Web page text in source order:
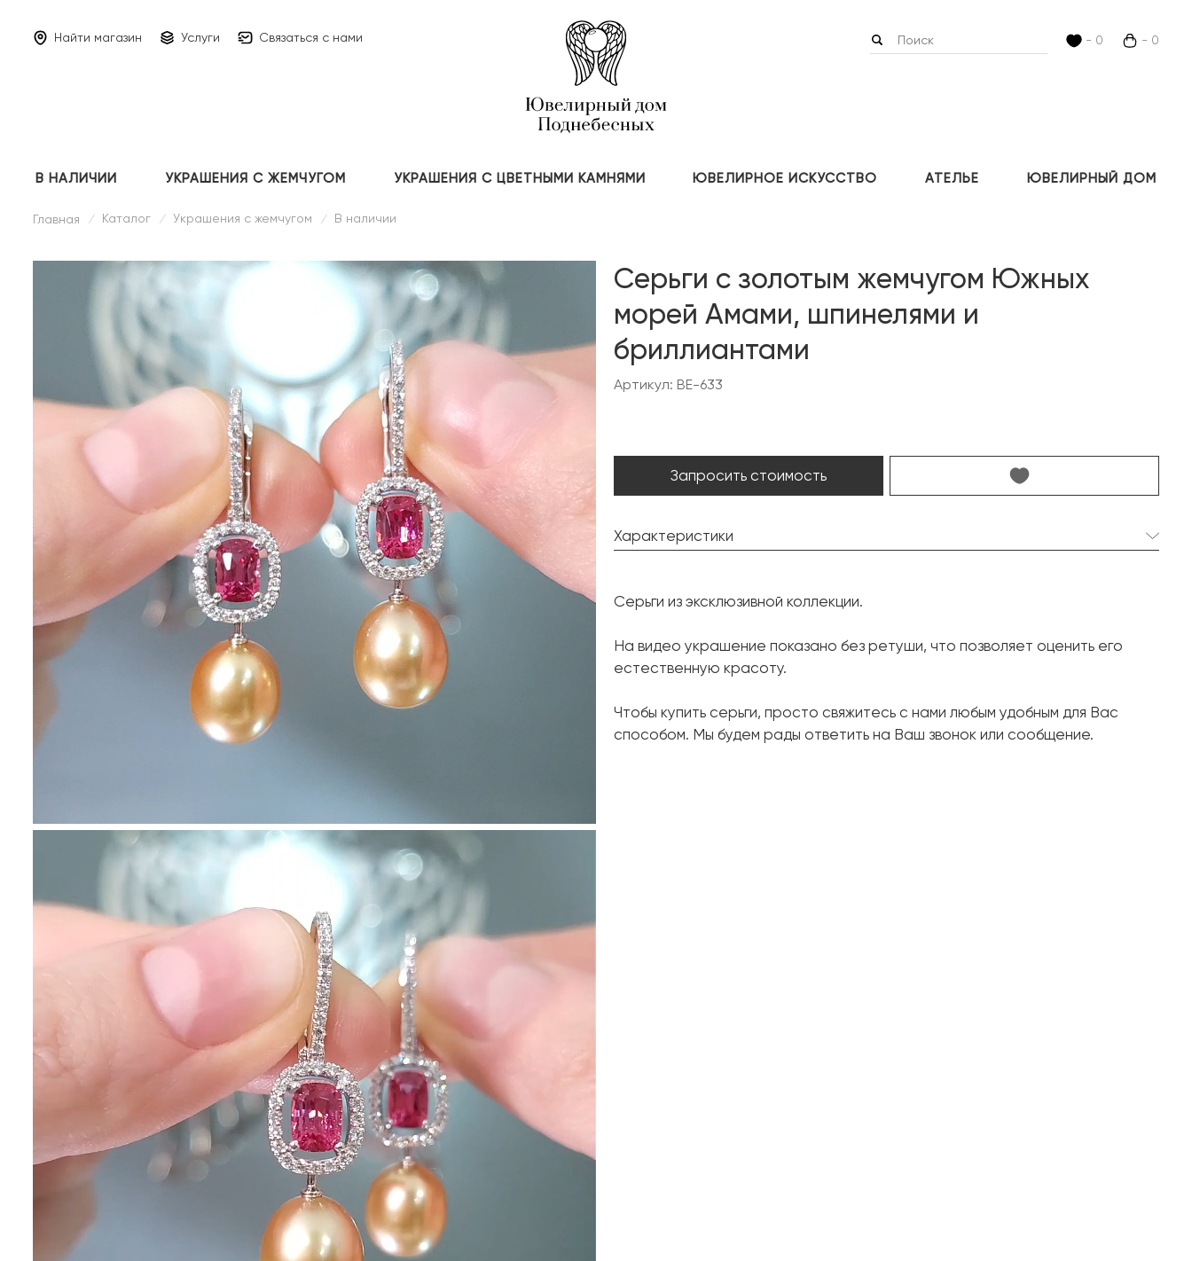
Найти магазин Услуги Связаться с нами - 0 - 0
В НАЛИЧИИ УКРАШЕНИЯ С ЖЕМЧУГОМ УКРАШЕНИЯ С ЦВЕТНЫМИ КАМНЯМИ ЮВЕЛИРНОЕ ИСКУССТВО АТЕЛЬЕ ЮВЕЛИРНЫЙ ДОМ
Главная / Каталог / Украшения с жемчугом / В наличии
Серьги с золотым жемчугом Южных
морей Амами, шпинелями и
бриллиантами
Артикул: BE-633
Запросить стоимость
Характеристики
Форма:
Шпинель:
2 шт. 2.10 карат.
Форма огранки:
Бриллиант:
62 шт. 0.63 карат.
Форма огранки:
Серьги из эксклюзивной коллекции.
На видео украшение показано без ретуши, что позволяет оценить его
естественную красоту.
Чтобы купить серьги, просто свяжитесь с нами любым удобным для Вас
способом. Мы будем рады ответить на Ваш звонок или сообщение.